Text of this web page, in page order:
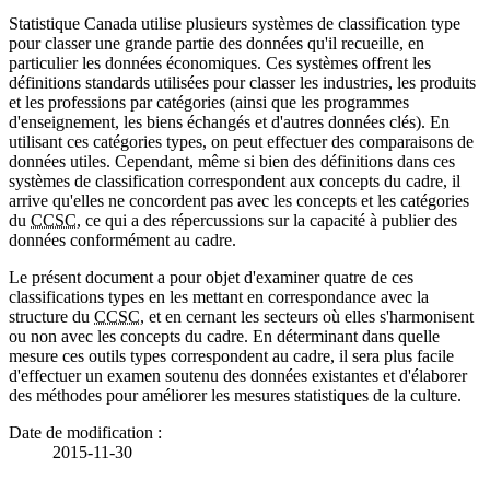
Statistique Canada utilise plusieurs systèmes de classification type
pour classer une grande partie des données qu'il recueille, en
particulier les données économiques. Ces systèmes offrent les
définitions standards utilisées pour classer les industries, les produits
et les professions par catégories (ainsi que les programmes
d'enseignement, les biens échangés et d'autres données clés). En
utilisant ces catégories types, on peut effectuer des comparaisons de
données utiles. Cependant, même si bien des définitions dans ces
systèmes de classification correspondent aux concepts du cadre, il
arrive qu'elles ne concordent pas avec les concepts et les catégories
du CCSC, ce qui a des répercussions sur la capacité à publier des
données conformément au cadre.
Le présent document a pour objet d'examiner quatre de ces
classifications types en les mettant en correspondance avec la
structure du CCSC, et en cernant les secteurs où elles s'harmonisent
ou non avec les concepts du cadre. En déterminant dans quelle
mesure ces outils types correspondent au cadre, il sera plus facile
d'effectuer un examen soutenu des données existantes et d'élaborer
des méthodes pour améliorer les mesures statistiques de la culture.
Date de modification :
2015-11-30